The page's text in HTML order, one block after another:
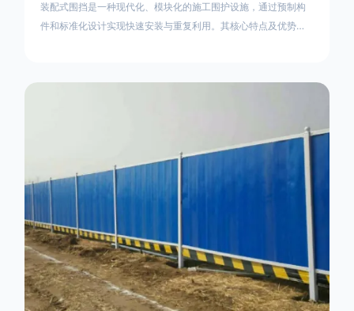
装配式围挡是一种现代化、模块化的施工围护设施，通过预制构
件和标准化设计实现快速安装与重复利用。其核心特点及优势如
撑、横撑加强筋等部件增强整体稳定性立柱规格：通常为